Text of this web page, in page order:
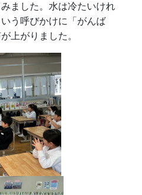
ました。水は冷たいけれ
う呼びかけに「がんば
上がりました。